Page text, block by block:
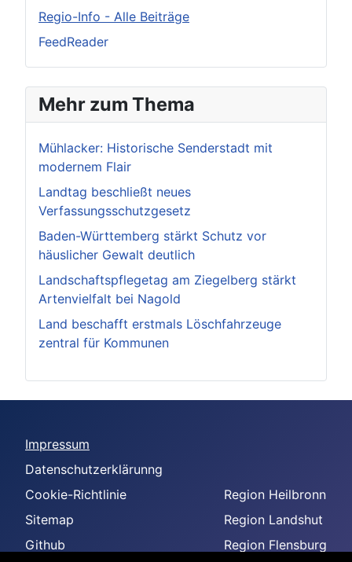
Regio-Info - Alle Beiträge
FeedReader
Mehr zum Thema
Mühlacker: Historische Senderstadt mit
modernem Flair
Landtag beschließt neues
Verfassungsschutzgesetz
Baden-Württemberg stärkt Schutz vor
häuslicher Gewalt deutlich
Landschaftspflegetag am Ziegelberg stärkt
Artenvielfalt bei Nagold
Land beschafft erstmals Löschfahrzeuge
zentral für Kommunen
Impressum
Datenschutzerklärunng
Cookie-Richtlinie
Sitemap
Github
Region Heilbronn
Region Landshut
Region Flensburg